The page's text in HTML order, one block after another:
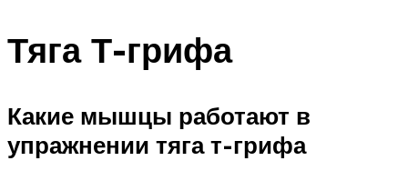
Тяга Т-грифа
Какие мышцы работают в
упражнении тяга т-грифа